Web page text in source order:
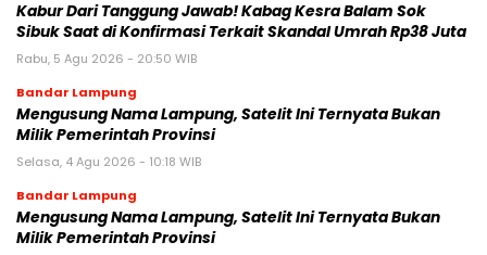
Kabur Dari Tanggung Jawab! Kabag Kesra Balam Sok
Sibuk Saat di Konfirmasi Terkait Skandal Umrah Rp38 Juta
Rabu, 5 Agu 2026 - 20:50 WIB
Bandar Lampung
Mengusung Nama Lampung, Satelit Ini Ternyata Bukan
Milik Pemerintah Provinsi
Selasa, 4 Agu 2026 - 10:18 WIB
Bandar Lampung
Mengusung Nama Lampung, Satelit Ini Ternyata Bukan
Milik Pemerintah Provinsi